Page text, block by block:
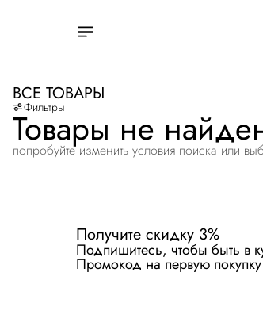
ВСЕ ТОВАРЫ
Фильтры
Товары не
попробуйте изменить условия поиска или
Получите скидку 3%
Подпишитесь, чтобы быть в
Промокод на первую